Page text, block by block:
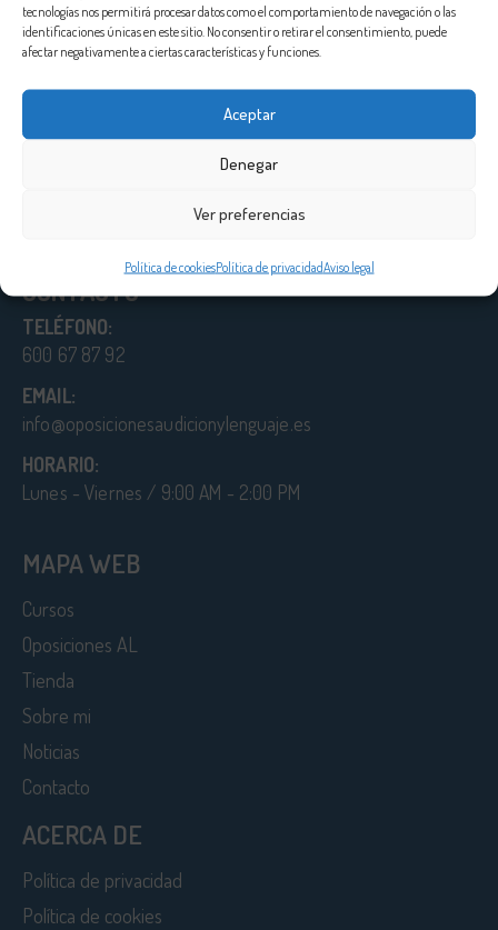
tecnologías nos permitirá procesar datos como el comportamiento de navegación o las
identificaciones únicas en este sitio. No consentir o retirar el consentimiento, puede
afectar negativamente a ciertas características y funciones.
Aceptar
Denegar
Ver preferencias
Política de cookiesPolítica de privacidadAviso legal
CONTACTO
TELÉFONO:
600 67 87 92
EMAIL:
info@oposicionesaudicionylenguaje.es
HORARIO:
Lunes - Viernes / 9:00 AM - 2:00 PM
MAPA WEB
Cursos
Oposiciones AL
Tienda
Sobre mi
Noticias
Contacto
ACERCA DE
Política de privacidad
Política de cookies